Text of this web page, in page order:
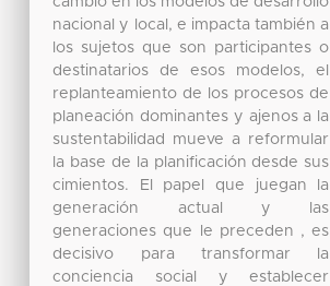
nacional y local, e impacta también a
los sujetos que son participantes o
destinatarios de esos modelos, el
replanteamiento de los procesos de
planeación dominantes y ajenos a la
sustentabilidad mueve a reformular
la base de la planificación desde sus
cimientos. El papel que juegan la
generación actual y las
generaciones que le preceden , es
decisivo para transformar la
conciencia social y establecer